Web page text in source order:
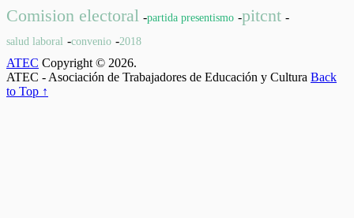
Comision electoral -partida presentismo -pitcnt -
salud laboral -convenio -2018
ATEC Copyright © 2026.
ATEC - Asociación de Trabajadores de Educación y Cultura Back
to Top ↑